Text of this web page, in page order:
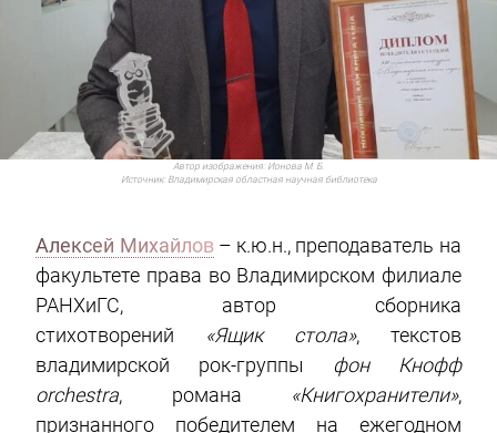
Автор изображения: Ионова М. Б.
Источник: Владимирская областная научная библиотека
Алексей Михайлов– к.ю.н., преподаватель на
факультете права во Владимирском филиале
РАНХиГС, автор сборника
стихотворений «Ящик стола», текстов
владимирской рок-группы фон Кнофф
orchestra, романа «Книгохранители»,
признанного победителем на ежегодном